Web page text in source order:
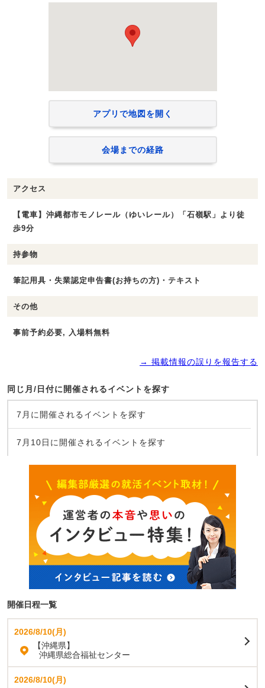
アプリで地図を開く
会場までの経路
アクセス
【電車】沖縄都市モノレール（ゆいレール）「石嶺駅」より徒
歩9分
持参物
筆記用具・失業認定申告書(お持ちの方)・テキスト
その他
事前予約必要, 入場料無料
→ 掲載情報の誤りを報告する
同じ月/日付に開催されるイベントを探す
7月に開催されるイベントを探す
7月10日に開催されるイベントを探す
開催日程一覧
2026/8/10(月)
【沖縄県】
沖縄県総合福祉センター
2026/8/10(月)